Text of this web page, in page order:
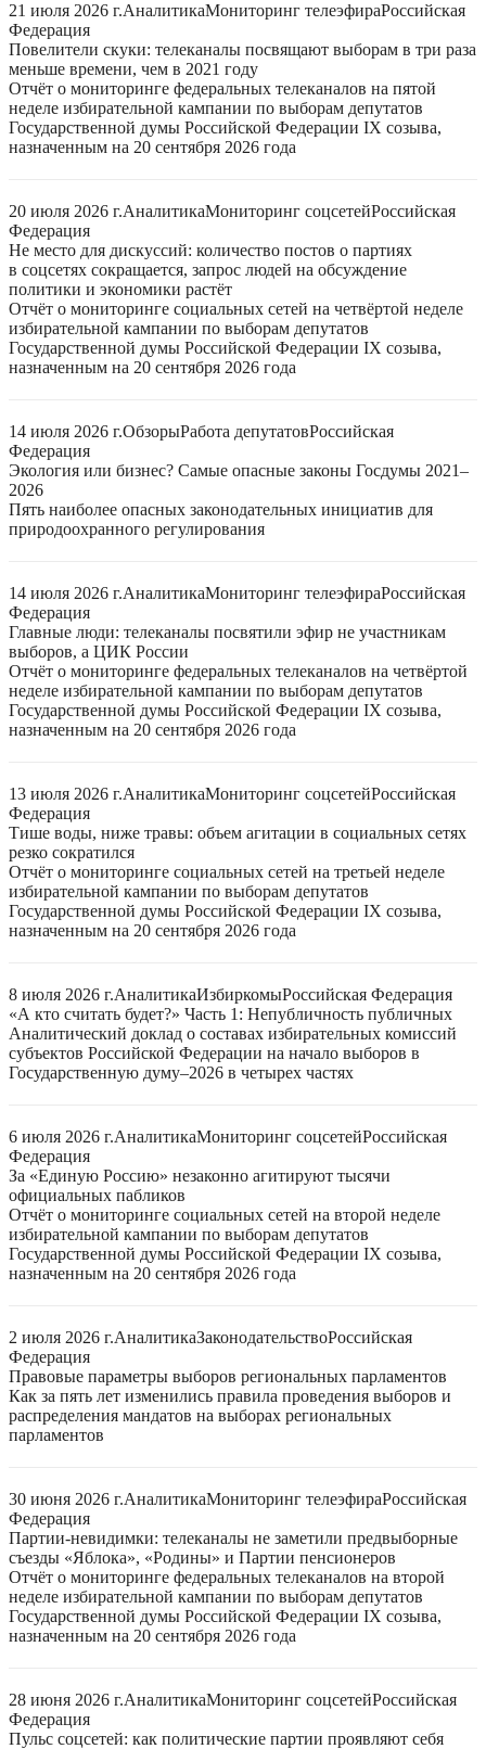
21 июля 2026 г.АналитикаМониторинг телеэфираРоссийская
Федерация
Повелители скуки: телеканалы посвящают выборам в три раза
меньше времени, чем в 2021 году
Отчёт о мониторинге федеральных телеканалов на пятой
неделе избирательной кампании по выборам депутатов
Государственной думы Российской Федерации IX созыва,
назначенным на 20 сентября 2026 года
20 июля 2026 г.АналитикаМониторинг соцсетейРоссийская
Федерация
Не место для дискуссий: количество постов о партиях
в соцсетях сокращается, запрос людей на обсуждение
политики и экономики растёт
Отчёт о мониторинге социальных сетей на четвёртой неделе
избирательной кампании по выборам депутатов
Государственной думы Российской Федерации IX созыва,
назначенным на 20 сентября 2026 года
14 июля 2026 г.ОбзорыРабота депутатовРоссийская
Федерация
Экология или бизнес? Самые опасные законы Госдумы 2021–
2026
Пять наиболее опасных законодательных инициатив для
природоохранного регулирования
14 июля 2026 г.АналитикаМониторинг телеэфираРоссийская
Федерация
Главные люди: телеканалы посвятили эфир не участникам
выборов, а ЦИК России
Отчёт о мониторинге федеральных телеканалов на четвёртой
неделе избирательной кампании по выборам депутатов
Государственной думы Российской Федерации IX созыва,
назначенным на 20 сентября 2026 года
13 июля 2026 г.АналитикаМониторинг соцсетейРоссийская
Федерация
Тише воды, ниже травы: объем агитации в социальных сетях
резко сократился
Отчёт о мониторинге социальных сетей на третьей неделе
избирательной кампании по выборам депутатов
Государственной думы Российской Федерации IX созыва,
назначенным на 20 сентября 2026 года
8 июля 2026 г.АналитикаИзбиркомыРоссийская Федерация
«А кто считать будет?» Часть 1: Непубличность публичных
Аналитический доклад о составах избирательных комиссий
субъектов Российской Федерации на начало выборов в
Государственную думу–2026 в четырех частях
6 июля 2026 г.АналитикаМониторинг соцсетейРоссийская
Федерация
За «Единую Россию» незаконно агитируют тысячи
официальных пабликов
Отчёт о мониторинге социальных сетей на второй неделе
избирательной кампании по выборам депутатов
Государственной думы Российской Федерации IX созыва,
назначенным на 20 сентября 2026 года
2 июля 2026 г.АналитикаЗаконодательствоРоссийская
Федерация
Правовые параметры выборов региональных парламентов
Как за пять лет изменились правила проведения выборов и
распределения мандатов на выборах региональных
парламентов
30 июня 2026 г.АналитикаМониторинг телеэфираРоссийская
Федерация
Партии-невидимки: телеканалы не заметили предвыборные
съезды «Яблока», «Родины» и Партии пенсионеров
Отчёт о мониторинге федеральных телеканалов на второй
неделе избирательной кампании по выборам депутатов
Государственной думы Российской Федерации IX созыва,
назначенным на 20 сентября 2026 года
28 июня 2026 г.АналитикаМониторинг соцсетейРоссийская
Федерация
Пульс соцсетей: как политические партии проявляют себя